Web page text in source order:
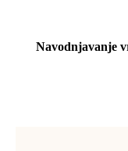
Navodnjavanje